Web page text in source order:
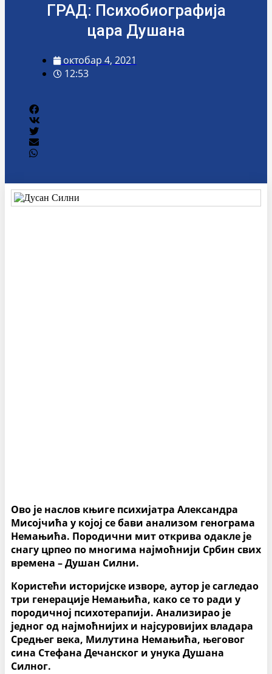
ГРАД: Психобиографија
цара Душана
октобар 4, 2021
12:53
Ово је наслов књиге психијатра Александра
Мисојчића у којој се бави анализом генограма
Немањића. Породични мит открива одакле је
снагу црпео по многима најмоћнији Србин свих
времена – Душан Силни.
Користећи историјске изворе, аутор је сагледао
три генерације Немањића, како се то ради у
породичној психотерапији. Анализирао је
једног од најмоћнијих и најсуровијих владара
Средњег века, Милутина Немањића, његовог
сина Стефана Дечанског и унука Душана
Силног.